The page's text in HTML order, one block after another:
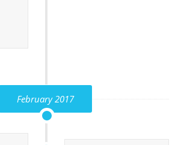
February 2017